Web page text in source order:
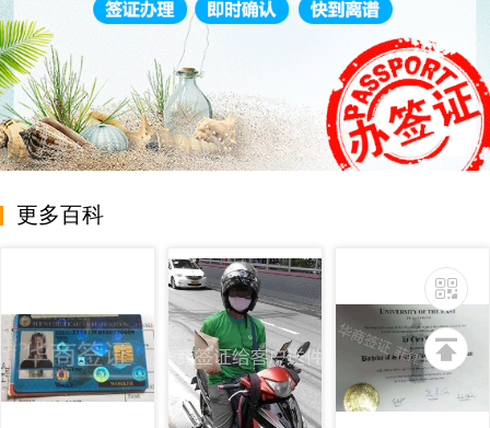
更多百科